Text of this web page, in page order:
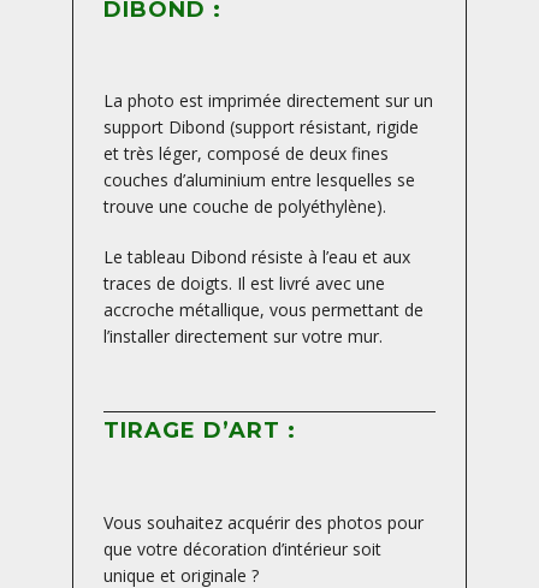
DIBOND :
La photo est imprimée directement sur un
support Dibond (support résistant, rigide
et très léger, composé de deux fines
couches d’aluminium entre lesquelles se
trouve une couche de polyéthylène).
Le tableau Dibond résiste à l’eau et aux
traces de doigts. Il est livré avec une
accroche métallique, vous permettant de
l’installer directement sur votre mur.
TIRAGE D’ART :
Vous souhaitez acquérir des photos pour
que votre décoration d’intérieur soit
unique et originale ?